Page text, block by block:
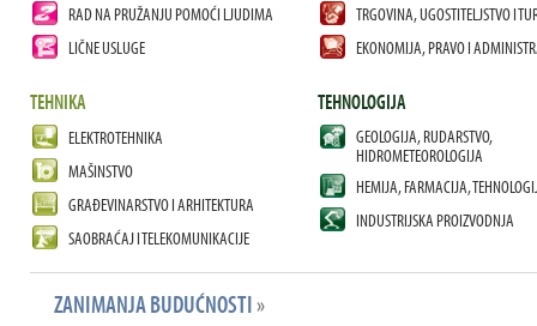
RAD NA PRUŽANJU POMOĆI LJUDIMA
LIČNE USLUGE
TRGOVINA, UGOSTITELJSTVO I
EKONOMIJA, PRAVO I
TEHNIKA
ELEKTROTEHNIKA
MAŠINSTVO
GRAĐEVINARSTVO I ARHITEKTURA
SAOBRAĆAJ I TELEKOMUNIKACIJE
TEHNOLOGIJA
GEOLOGIJA, RUDARSTVO,
HIDROMETEOROLOGIJA
HEMIJA, FARMACIJA,
INDUSTRIJSKA PROIZVODNJA
ZANIMANJA BUDUĆNOSTI»